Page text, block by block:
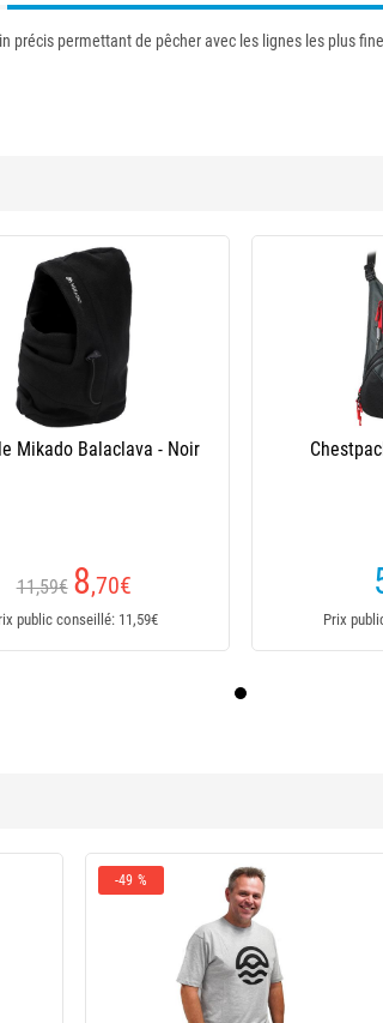
précis permettant de pêcher avec les lignes les plus
Mikado Balaclava - Noir
11,59€ 8,70€
public conseillé: 11,59€ Prix
-49 %